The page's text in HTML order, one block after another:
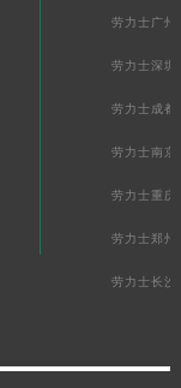
劳力士广州
劳力士深圳
劳力士成都
劳力士南京
劳力士重庆
劳力士郑州
劳力士长沙